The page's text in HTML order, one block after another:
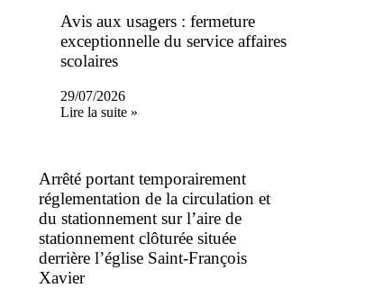
Avis aux usagers : fermeture
exceptionnelle du service affaires
scolaires
29/07/2026
Lire la suite »
Arrêté portant temporairement
réglementation de la circulation et
du stationnement sur l’aire de
stationnement clôturée située
derrière l’église Saint-François
Xavier